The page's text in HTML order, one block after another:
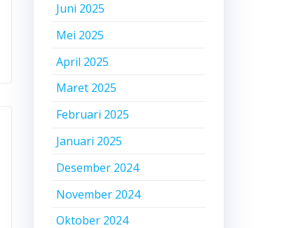
Juni 2025
Mei 2025
April 2025
Maret 2025
Februari 2025
Januari 2025
Desember 2024
November 2024
Oktober 2024